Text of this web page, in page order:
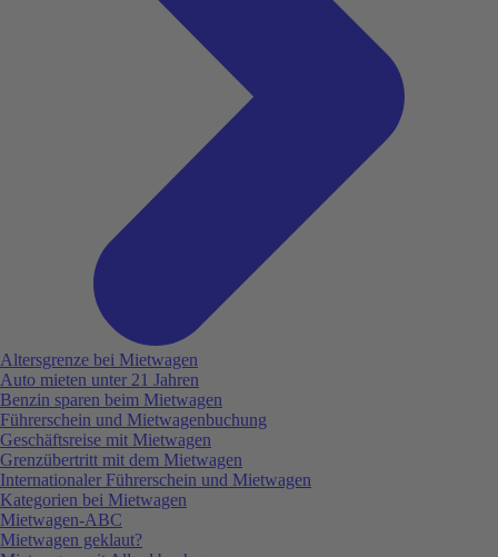
Altersgrenze bei Mietwagen
Auto mieten unter 21 Jahren
Benzin sparen beim Mietwagen
Führerschein und Mietwagenbuchung
Geschäftsreise mit Mietwagen
Grenzübertritt mit dem Mietwagen
Internationaler Führerschein und Mietwagen
Kategorien bei Mietwagen
Mietwagen-ABC
Mietwagen geklaut?